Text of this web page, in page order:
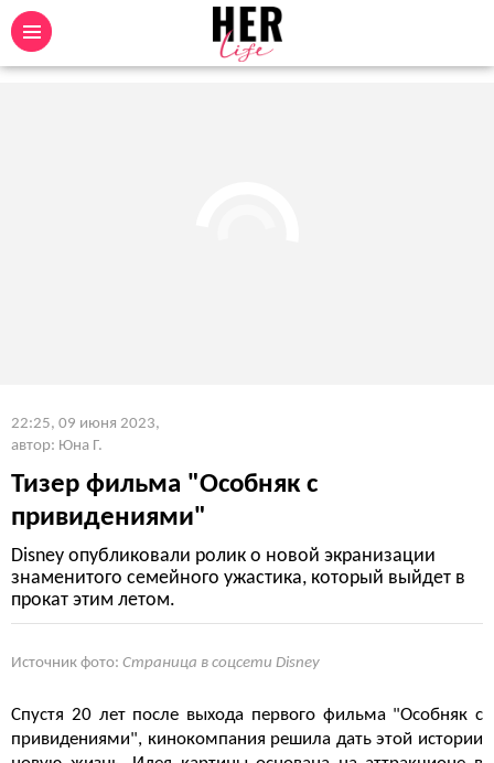
22:25, 09 июня 2023,
автор: Юна Г.
Тизер фильма "Особняк с
привидениями"
Disney опубликовали ролик о новой экранизации
знаменитого семейного ужастика, который выйдет в
прокат этим летом.
Источник фото: Страница в соцсети Disney
Спустя 20 лет после выхода первого фильма "Особняк с
привидениями", кинокомпания решила дать этой истории